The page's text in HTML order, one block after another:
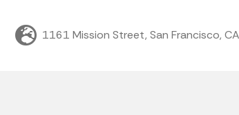
1161 Mission Street, San Francisco,